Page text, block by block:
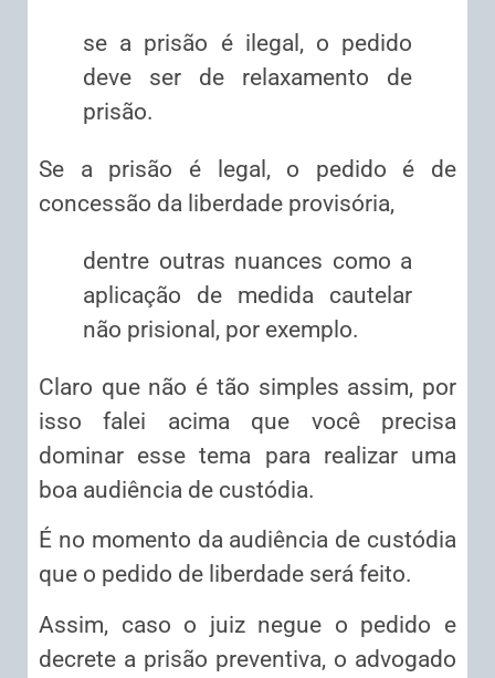
se a prisão é ilegal, o pedido
deve ser de relaxamento de
prisão.
Se a prisão é legal, o pedido é de
concessão da liberdade provisória,
dentre outras nuances como a
aplicação de medida cautelar
não prisional, por exemplo.
Claro que não é tão simples assim, por
isso falei acima que você precisa
dominar esse tema para realizar uma
boa audiência de custódia.
É no momento da audiência de custódia
que o pedido de liberdade será feito.
Assim, caso o juiz negue o pedido e
decrete a prisão preventiva, o advogado